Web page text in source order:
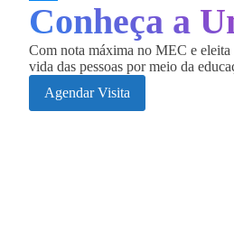
Conheça a
Com nota máxima no MEC e eleita
vida das pessoas por meio da
Agendar Visita